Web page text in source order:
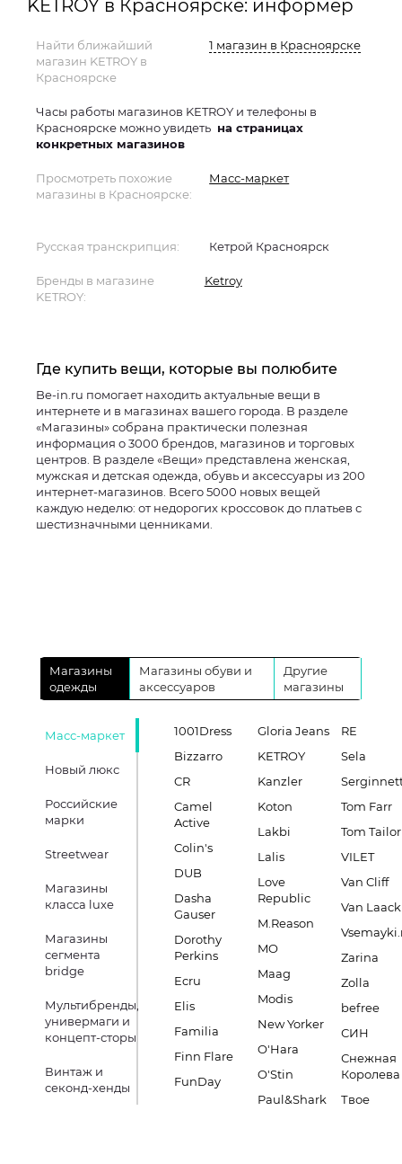
KETROY в Красноярске: информер
Найти ближайший
магазин KETROY в
Красноярске
1 магазин в Красноярске
Часы работы магазинов KETROY и телефоны в
Красноярске можно увидеть на страницах
конкретных магазинов
Просмотреть похожие
магазины в Красноярске:
Масс-маркет
Русская транскрипция: Кетрой Красноярск
Бренды в магазине
KETROY:
Ketroy
Где купить вещи, которые вы полюбите
Be-in.ru помогает находить актуальные вещи в
интернете и в магазинах вашего города. В разделе
«Магазины» собрана практически полезная
информация о 3000 брендов, магазинов и торговых
центров. В разделе «Вещи» представлена женская,
мужская и детская одежда, обувь и аксессуары из 200
интернет-магазинов. Всего 5000 новых вещей
каждую неделю: от недорогих кроссовок до платьев с
шестизначными ценниками.
Магазины
одежды
Магазины обуви и
аксессуаров
Другие
магазины
Масс-маркет
Новый люкс
Российские
марки
Streetwear
Магазины
класса luxe
Магазины
сегмента
bridge
Мультибренды,
универмаги и
концепт-сторы
Винтаж и
секонд-хенды
1001Dress
Bizzarro
CR
Camel
Active
Colin's
DUB
Dasha
Gauser
Dorothy
Perkins
Ecru
Elis
Familia
Finn Flare
FunDay
Gloria Jeans
KETROY
Kanzler
Koton
Lakbi
Lalis
Love
Republic
M.Reason
MO
Maag
Modis
New Yorker
O'Hara
O'Stin
Paul&Shark
RE
Sela
Tom Farr
Tom Tailor
VILET
Van Cliff
Van Laack
Zarina
Zolla
befree
СИН
Снежная
Королева
Твое